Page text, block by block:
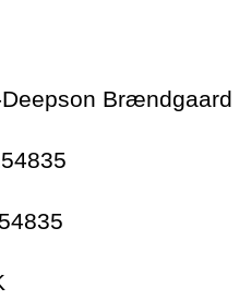
Brændgaard